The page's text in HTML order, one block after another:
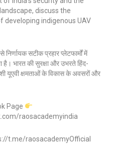
discuss the
developing indigenous UAV
निर्णायक सटीक प्रहार प्लेटफार्मों में
है। भारत की सुरक्षा और उभरते हिंद-
यूएवी क्षमताओं के विकास के अवसरों और
Page
raosacademyindia
t.me/raosacademyOfficial